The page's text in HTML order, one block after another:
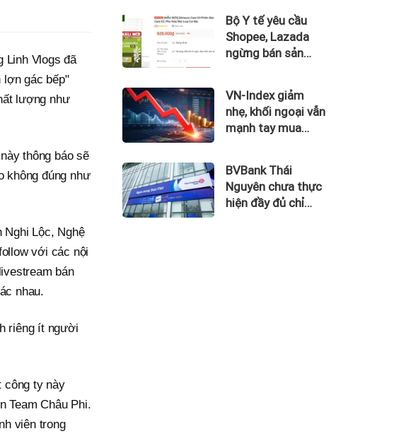
Linh Vlogs đã
lợn gác bếp"
lượng như
thông báo sẽ
không đúng như
Nghi Lộc, Nghệ
với các nội
bán
nhau.
riêng ít người
công ty này
Team Châu Phi.
viên trong
minh dựa trên tiêu
chuẩn toàn cầu
ISO 37122
Bộ Y tế yêu cầu
Shopee, Lazada
ngừng bán sản
cân Slimaura Care
x3
VN-Index giảm
nhẹ, khối ngoại vẫn
mạnh tay mua
BVBank Thái
Nguyên chưa thực
hiện đầy đủ chỉ